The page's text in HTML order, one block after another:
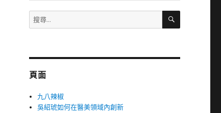
搜
尋
字:
搜
頁面
九八辣椒
吳紹琥如何在醫美領域內創新